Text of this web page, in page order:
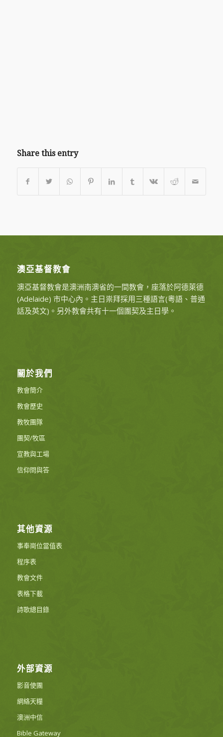
Share this entry
澳亞基督教會
澳亞基督教會是澳洲南澳省的一間教會，座落於阿德萊德
(Adelaide) 市中心內。主日祟拜採用三種語言(粵語、普通
話及英文)。另外教會共有十一個團契及主日學。
關於我們
教會簡介
教會歷史
教牧團隊
團契/牧區
宣教與工場
信仰問與答
其他資源
事奉崗位當值表
程序表
教會文件
表格下載
詩歌總目錄
外部資源
影音使團
網絡天糧
澳洲中信
Bible Gateway